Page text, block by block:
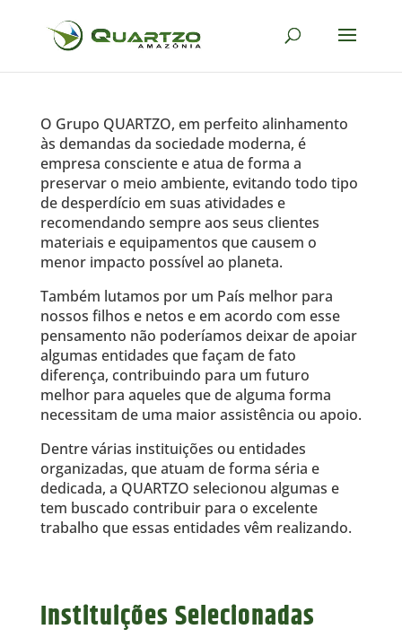
O Grupo QUARTZO, em perfeito alinhamento
às demandas da sociedade moderna, é
empresa consciente e atua de forma a
preservar o meio ambiente, evitando todo tipo
de desperdício em suas atividades e
recomendando sempre aos seus clientes
materiais e equipamentos que causem o
menor impacto possível ao planeta.
Também lutamos por um País melhor para
nossos filhos e netos e em acordo com esse
pensamento não poderíamos deixar de apoiar
algumas entidades que façam de fato
diferença, contribuindo para um futuro
melhor para aqueles que de alguma forma
necessitam de uma maior assistência ou apoio.
Dentre várias instituições ou entidades
organizadas, que atuam de forma séria e
dedicada, a QUARTZO selecionou algumas e
tem buscado contribuir para o excelente
trabalho que essas entidades vêm realizando.
Instituições Selecionadas